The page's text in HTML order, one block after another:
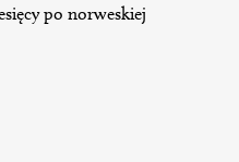
po norweskiej